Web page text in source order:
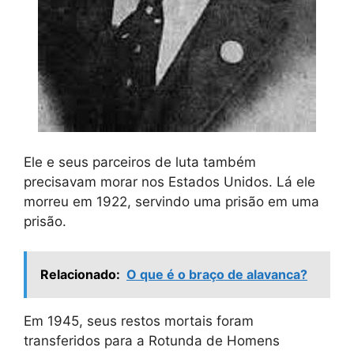
Ele e seus parceiros de luta também
precisavam morar nos Estados Unidos. Lá ele
morreu em 1922, servindo uma prisão em uma
prisão.
Relacionado: O que é o braço de alavanca?
Em 1945, seus restos mortais foram
transferidos para a Rotunda de Homens